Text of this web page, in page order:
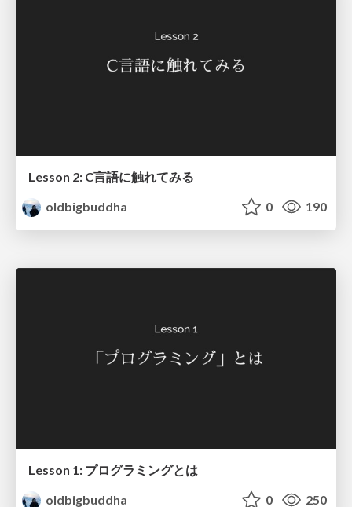
Lesson 2: C言語に触れてみる
oldbigbuddha
0 190
Lesson 1: プログラミングとは
oldbigbuddha
0 250